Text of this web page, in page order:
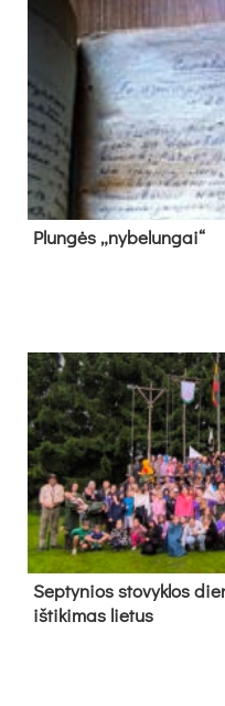
Plun­gės „ny­be­lun­gai“
Sep­ty­nios sto­vyk­los
iš­ti­ki­mas lie­tus